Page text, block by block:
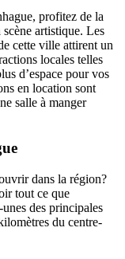
profitez de la
scène artistique. Les
cette ville attirent un
locales telles
d’espace pour vos
en location sont
salle à manger
dans la région?
tout ce que
des principales
du centre-